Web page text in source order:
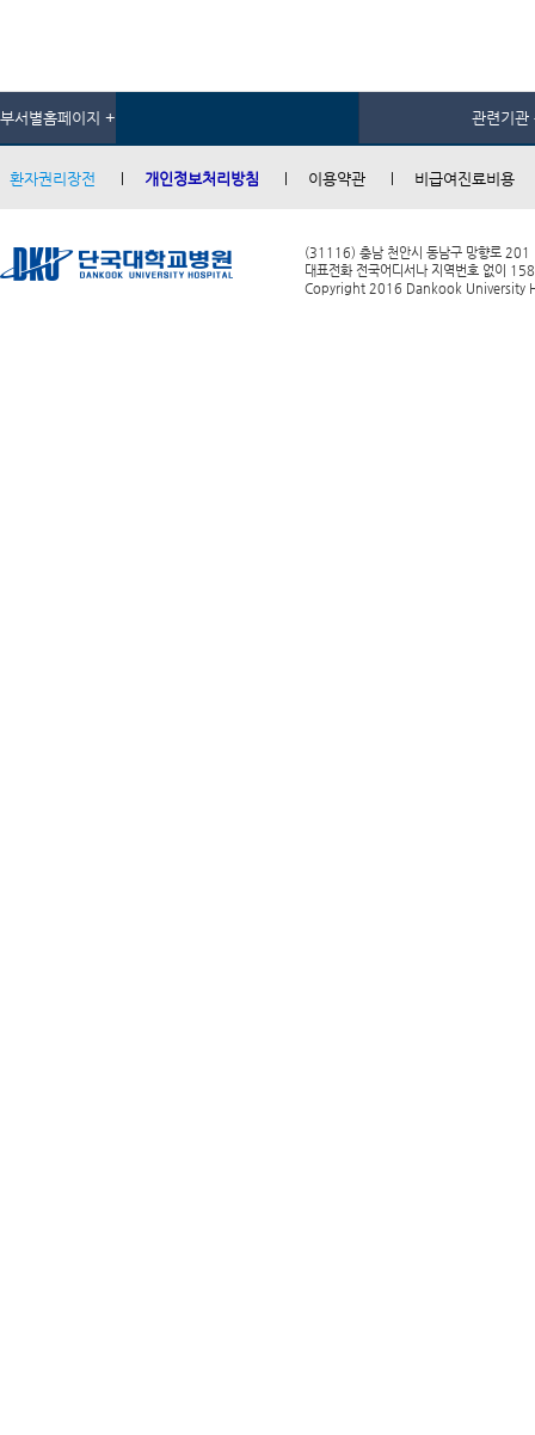
부서별홈페이지 + 관련기관
환자권리장전 개인정보처리방침 이용약관 비급여진료비용
(31116) 충남 천안시 동남구 망향로 201
대표전화 전국어디서나 지역번호 없이
Copyright 2016 Dankook University